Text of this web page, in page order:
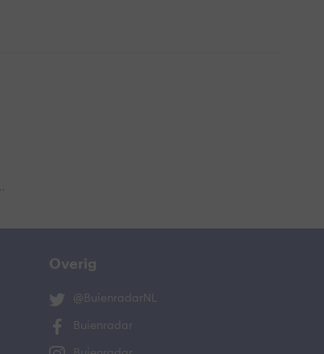
Overig
@BuienradarNL
Buienradar